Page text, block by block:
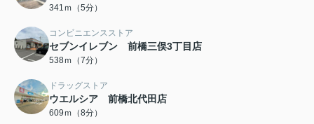
341ｍ（5分）
コンビニエンスストア
セブンイレブン 前橋三俣3丁目店
538ｍ（7分）
ドラッグストア
ウエルシア 前橋北代田店
609ｍ（8分）